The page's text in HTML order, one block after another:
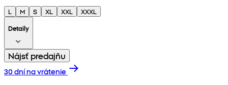
L M S XL XXL
XXXL
Detaily
Nájsť predajňu
30 dní na vrátenie